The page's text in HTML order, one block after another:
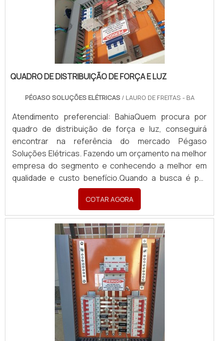
QUADRO DE DISTRIBUIÇÃO DE FORÇA E LUZ
PÉGASO SOLUÇÕES ELÉTRICAS / LAURO DE FREITAS - BA
Atendimento preferencial: BahiaQuem procura por
quadro de distribuição de força e luz, conseguirá
encontrar na referência do mercado Pégaso
Soluções Elétricas. Fazendo um orçamento na melhor
empresa do segmento e conhecendo a melhor em
qualidade e custo benefício.Quando a busca é por
quadro de distribuição de força e luz, com a Pégaso
Soluções Elétricas o cliente poderá contar ótima
qualidade com pagamento acessível.DETALHES
SOBRE QUADR...
COTAR AGORA